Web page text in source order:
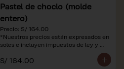
Pastel de choclo (molde
entero)
Precio: S/ 164.00
*Nuestros precios están expresados en
soles e incluyen impuestos de ley y
S/ 164.00